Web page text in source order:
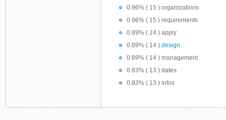
0.96% ( 15 ) organizations
0.96% ( 15 ) requirements
0.89% ( 14 ) apply
0.89% ( 14 ) design
0.89% ( 14 ) management
0.83% ( 13 ) dates
0.83% ( 13 ) infos